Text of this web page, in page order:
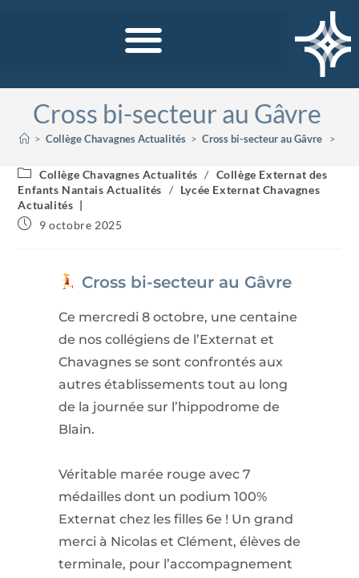
Cross bi-secteur au Gâvre ​
> Collège Chavagnes Actualités > Cross bi-secteur au Gâvre ​ >
Collège Chavagnes Actualités / Collège Externat des
Enfants Nantais Actualités / Lycée Externat Chavagnes
Actualités
9 octobre 2025
Cross bi-secteur au Gâvre
Ce mercredi 8 octobre, une centaine
de nos collégiens de l’Externat et
Chavagnes se sont confrontés aux
autres établissements tout au long
de la journée sur l’hippodrome de
Blain.
Véritable marée rouge avec 7
médailles dont un podium 100%
Externat chez les filles 6e ! Un grand
merci à Nicolas et Clément, élèves de
terminale, pour l’accompagnement